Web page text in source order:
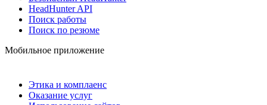
HeadHunter API
Поиск работы
Поиск по резюме
Мобильное приложение
Этика и комплаенс
Оказание услуг